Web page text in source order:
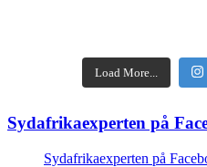
Load More...
Sydafrikaexperten på
Sydafrikaexperten på